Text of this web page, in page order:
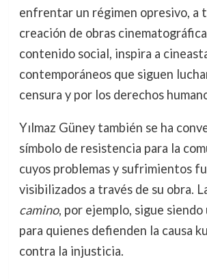
enfrentar un régimen opresivo, a
creación de obras
contenido social, inspira a
contemporáneos que siguen
censura y por los derechos
Yılmaz Güney también se ha
símbolo de resistencia para la
cuyos problemas y sufrimientos
visibilizados a través de su obra.
camino, por ejemplo, sigue
para quienes defienden la causa
contra la injusticia.